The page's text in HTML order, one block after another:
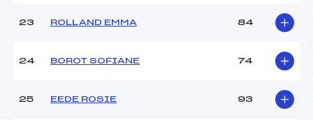
23 ROLLAND EMMA 84
24 BOROT SOFIANE 74
25 EEDE ROSIE 93